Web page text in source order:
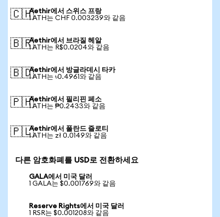
🇨🇭Aethir에서 스위스 프랑
1 ATH는 CHF 0.003239와 같음
🇧🇷Aethir에서 브라질 헤알
1 ATH는 R$0.0204와 같음
🇧🇩Aethir에서 방글라데시 타카
1 ATH는 ৳0.4961와 같음
🇵🇭Aethir에서 필리핀 페소
1 ATH는 ₱0.2433와 같음
🇵🇱Aethir에서 폴란드 즐로티
1 ATH는 zł 0.0149와 같음
다른 암호화폐를 USD로 전환하세요
GALA에서 미국 달러
1 GALA는 $0.001769와 같음
Reserve Rights에서 미국 달러
1 RSR는 $0.001208와 같음